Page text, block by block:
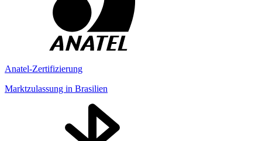
Anatel-Zertifizierung
Marktzulassung in Brasilien